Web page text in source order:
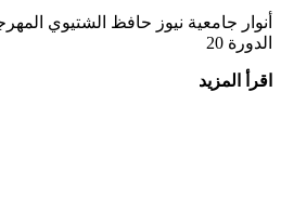
أنوار جامعية نيوز حافظ الشتيوي
الدورة 20
اقرأ المزيد